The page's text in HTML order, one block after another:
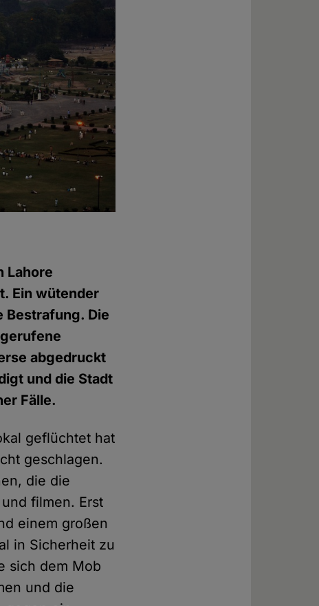
Lahore
Ein wütender
Bestrafung. Die
abgedruckt
und die Stadt
Fälle.
geflüchtet hat
geschlagen.
die die
filmen. Erst
einem großen
in Sicherheit zu
sich dem Mob
und die